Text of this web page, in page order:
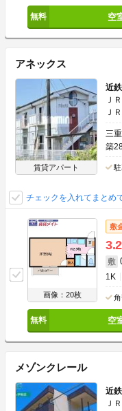
空
アネックス
賃貸アパート
近
Ｊ
Ｊ
三
築
チェックを入れてまとめ
画像：20枚
敷
3.2
敷
1K
空
メゾンクレール
近
Ｊ